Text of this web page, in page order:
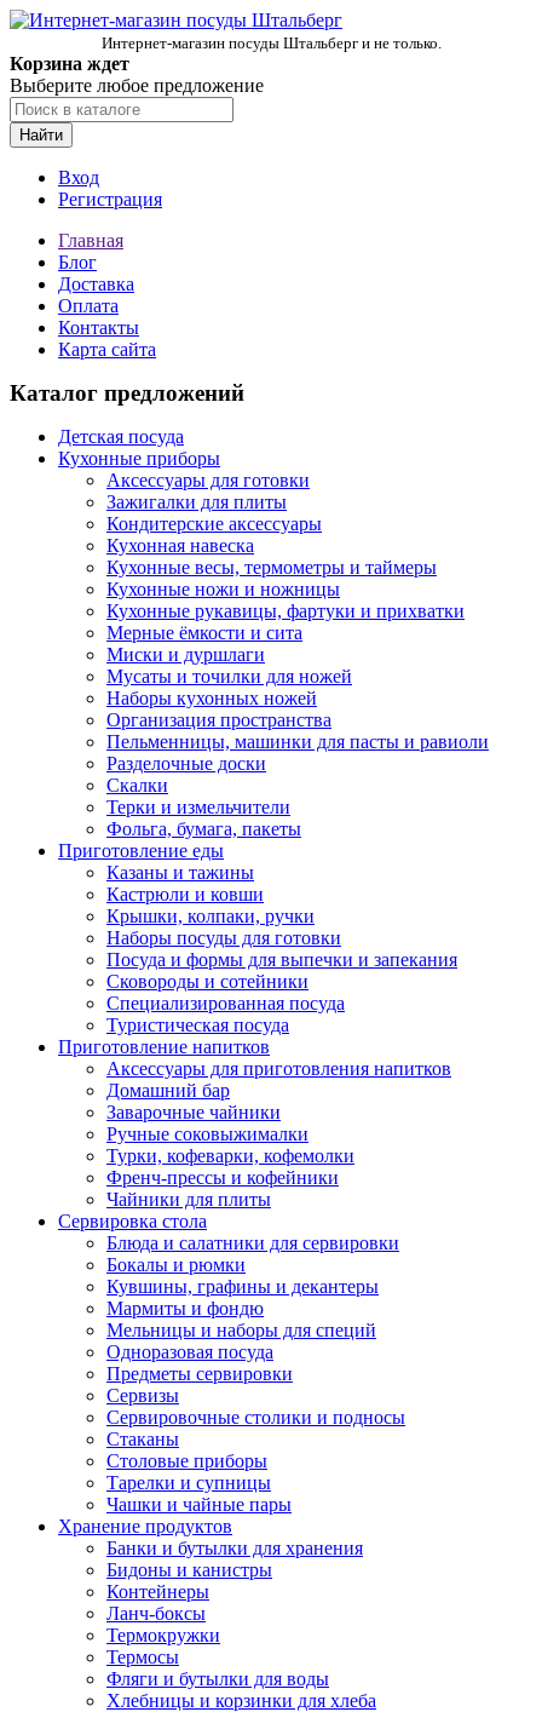
Интернет-магазин посуды Штальберг и не только.
Корзина ждет
Выберите любое предложение
Найти
Вход
Регистрация
Главная
Блог
Доставка
Оплата
Контакты
Карта сайта
Каталог предложений
Детская посуда
Кухонные приборы
Аксессуары для готовки
Зажигалки для плиты
Кондитерские аксессуары
Кухонная навеска
Кухонные весы, термометры и таймеры
Кухонные ножи и ножницы
Кухонные рукавицы, фартуки и прихватки
Мерные ёмкости и сита
Миски и дуршлаги
Мусаты и точилки для ножей
Наборы кухонных ножей
Организация пространства
Пельменницы, машинки для пасты и равиоли
Разделочные доски
Скалки
Терки и измельчители
Фольга, бумага, пакеты
Приготовление еды
Казаны и тажины
Кастрюли и ковши
Крышки, колпаки, ручки
Наборы посуды для готовки
Посуда и формы для выпечки и запекания
Сковороды и сотейники
Специализированная посуда
Туристическая посуда
Приготовление напитков
Аксессуары для приготовления напитков
Домашний бар
Заварочные чайники
Ручные соковыжималки
Турки, кофеварки, кофемолки
Френч-прессы и кофейники
Чайники для плиты
Сервировка стола
Блюда и салатники для сервировки
Бокалы и рюмки
Кувшины, графины и декантеры
Мармиты и фондю
Мельницы и наборы для специй
Одноразовая посуда
Предметы сервировки
Сервизы
Сервировочные столики и подносы
Стаканы
Столовые приборы
Тарелки и супницы
Чашки и чайные пары
Хранение продуктов
Банки и бутылки для хранения
Бидоны и канистры
Контейнеры
Ланч-боксы
Термокружки
Термосы
Фляги и бутылки для воды
Хлебницы и корзинки для хлеба